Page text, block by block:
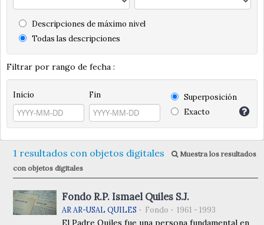
Descripciones de máximo nivel
Todas las descripciones
Filtrar por rango de fecha :
Inicio Fin
Superposición
Exacto
1 resultados con objetos digitales
Muestra los resultados
con objetos digitales
Fondo R.P. Ismael Quiles S.J.
AR AR-USAL QUILES Fondo 1961 - 1993
El Padre Quiles fue una persona fundamental en